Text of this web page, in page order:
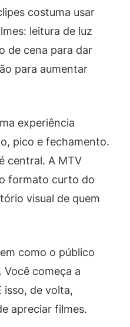
costuma usar
leitura de luz
de cena para dar
para aumentar
experiência
pico e fechamento.
central. A MTV
formato curto do
visual de quem
como o público
Você começa a
isso, de volta,
apreciar filmes.